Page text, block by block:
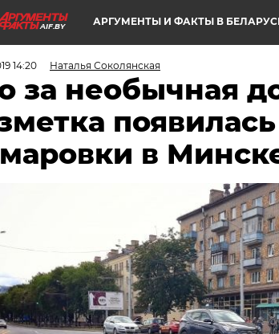
AIF.BY АРГУМЕНТЫ И ФАКТЫ В
14:20 Наталья Соколянская
за необычная
в